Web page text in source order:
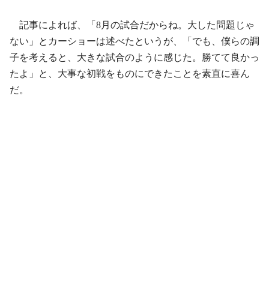
記事によれば、「8月の試合だからね。大した問題じゃ
ない」とカーショーは述べたというが、「でも、僕らの調
子を考えると、大きな試合のように感じた。勝てて良かっ
たよ」と、大事な初戦をものにできたことを素直に喜ん
だ。